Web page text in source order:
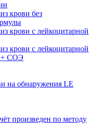
крови без
крови с лейкоцитарной
крови с лейкоцитарной
+ СОЭ
на обнаружения LE
произведен по методу